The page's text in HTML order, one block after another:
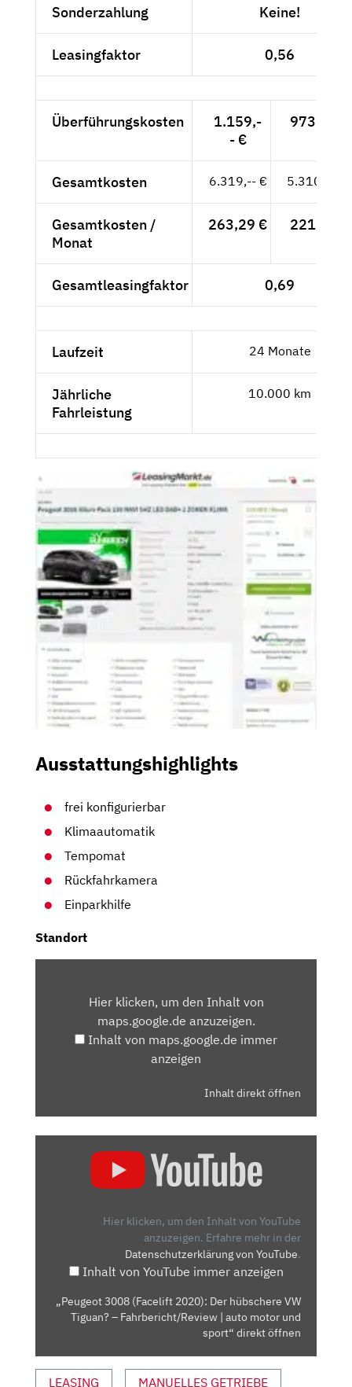
Sonderzahlung Keine!
Leasingfaktor 0,56
Überführungskosten
1.159,-
- €
973,95 €
Gesamtkosten 6.319,-- € 5.310,08 €
Gesamtkosten /
Monat
263,29 € 221,25 €
Gesamtleasingfaktor 0,69
Laufzeit 24 Monate
Jährliche
Fahrleistung
10.000 km
Ausstattungshighlights
frei konfigurierbar
Klimaautomatik
Tempomat
Rückfahrkamera
Einparkhilfe
Standort
MAPS.GOOGLE.DEHier klicken, um den Inhalt von
maps.google.de anzuzeigen.
Inhalt von maps.google.de immer
anzeigen
Inhalt direkt öffnen
(FACELIFT
TIGUAN?
FAHRBERICHT/REVIEW
MOTOR
Hier klicken, um den Inhalt von YouTube
anzuzeigen. Erfahre mehr in der
Datenschutzerklärung von YouTube.
Inhalt von YouTube immer anzeigen
„Peugeot 3008 (Facelift 2020): Der hübschere VW
Tiguan? – Fahrbericht/Review | auto motor und
sport“ direkt öffnen
LEASING MANUELLES GETRIEBE